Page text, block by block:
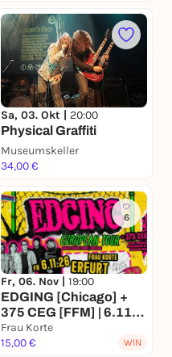
Sa, 03. Okt | 20:00
Physical Graffiti
Museumskeller
34,00 €
6
Fr, 06. Nov | 19:00
EDGING [Chicago] +
375 CEG [FFM] | 6.11.
26 Frau Korte Erfurt
Frau Korte
15,00 €
WIN